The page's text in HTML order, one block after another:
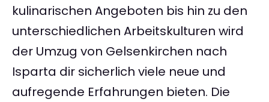
kulinarischen Angeboten bis hin zu den
unterschiedlichen Arbeitskulturen wird
der Umzug von Gelsenkirchen nach
Isparta dir sicherlich viele neue und
aufregende Erfahrungen bieten. Die